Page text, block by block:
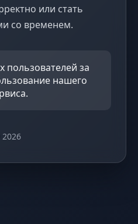
или стать
со временем.
пользователей за
нашего